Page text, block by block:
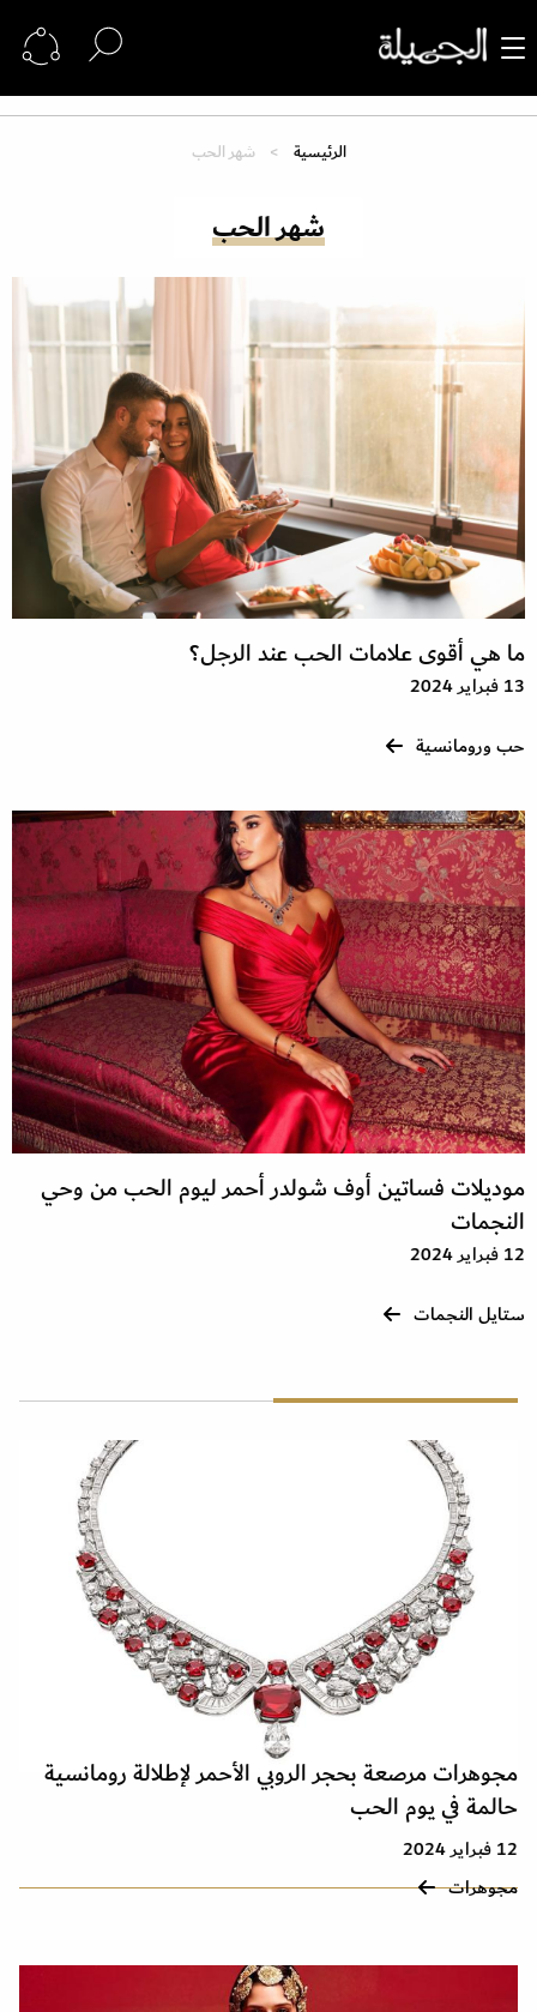
الرئيسية شهر الحب
شهر الحب
ما هي أقوى علامات الحب عند الرجل؟
13 فبراير 2024
حب ورومانسية
موديلات فساتين أوف شولدر أحمر ليوم الحب من وحي
النجمات
12 فبراير 2024
ستايل النجمات
مجوهرات مرصعة بحجر الروبي الأحمر لإطلالة رومانسية
حالمة في يوم الحب
12 فبراير 2024
مجوهرات